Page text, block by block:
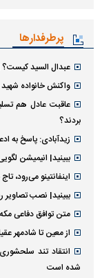
پرطرفدارها
عبدال السید
واکنش خانواده شهید
عاقبت عادل هم
بردند؟
زیدآبادی: پاسخ به
ببینید| انیمیشن
اینفانتینو می‌رود،
ببینید| نصب
متن توافق دفاعی
از معین تا شادمهر
انتقاد تند
شده است